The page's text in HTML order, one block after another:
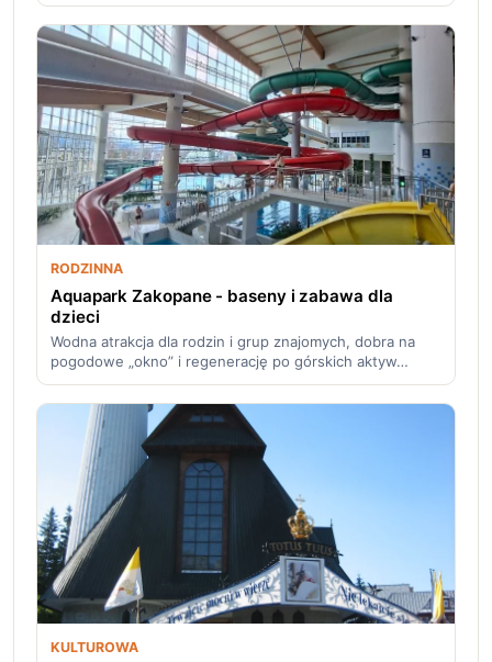
RODZINNA
Aquapark Zakopane - baseny i zabawa dla
dzieci
Wodna atrakcja dla rodzin i grup znajomych, dobra na
pogodowe „okno” i regenerację po górskich aktyw…
KULTUROWA